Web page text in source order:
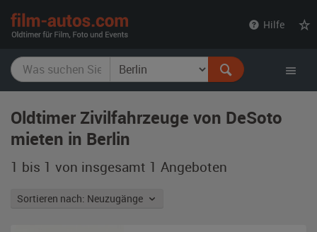
Hilfe
Oldtimer Zivilfahrzeuge von DeSoto
mieten in Berlin
1 bis 1 von insgesamt 1 Angeboten
Sortieren nach: Neuzugänge